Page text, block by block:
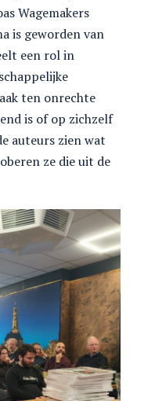
Wagemakers
is geworden van
een rol in
ten onrechte
is of op zichzelf
auteurs zien wat
ze die uit de